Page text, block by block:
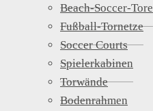
Beach-Soccer-Tore
Fußball-Tornetze
Soccer Courts
Spielerkabinen
Torwände
Bodenrahmen